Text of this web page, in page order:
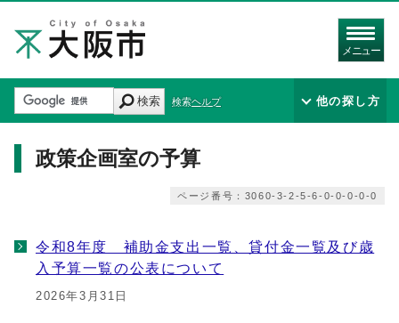
メニュー
検索 検索ヘルプ 他の探し方
政策企画室の予算
ページ番号：3060-3-2-5-6-0-0-0-0-0
令和8年度 補助金支出一覧、貸付金一覧及び歳
入予算一覧の公表について
2026年3月31日